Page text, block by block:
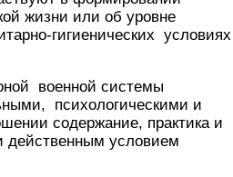
жизни или об уровне
гигиенических условиях
военной системы
психологическими и
содержание, практика и
действенным условием